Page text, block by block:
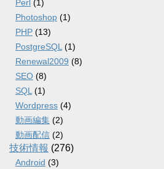
Perl (1)
Photoshop (1)
PHP (13)
PostgreSQL (1)
Renewal2009 (8)
SEO (8)
SQL (1)
Wordpress (4)
動画編集 (2)
動画配信 (2)
技術情報 (276)
Android (3)